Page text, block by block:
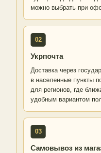
можно выбрать при
02
Укрпочта
Доставка через
в населенные пункты
для регионов, где
удобным вариантом
03
Самовывоз из